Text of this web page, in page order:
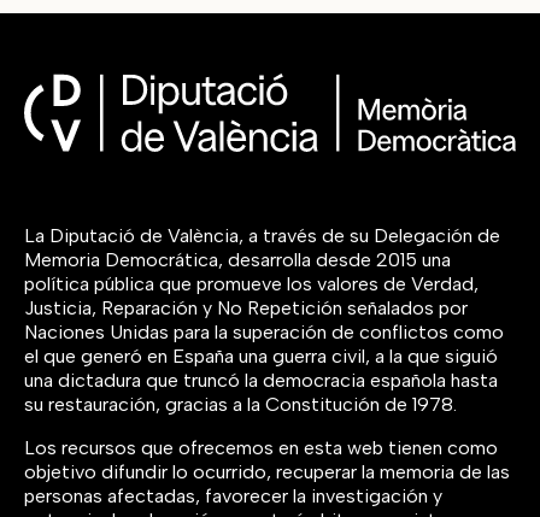
La Diputació de València, a través de su Delegación de
Memoria Democrática, desarrolla desde 2015 una
política pública que promueve los valores de Verdad,
Justicia, Reparación y No Repetición señalados por
Naciones Unidas para la superación de conflictos como
el que generó en España una guerra civil, a la que siguió
una dictadura que truncó la democracia española hasta
su restauración, gracias a la Constitución de 1978.
Los recursos que ofrecemos en esta web tienen como
objetivo difundir lo ocurrido, recuperar la memoria de las
personas afectadas, favorecer la investigación y